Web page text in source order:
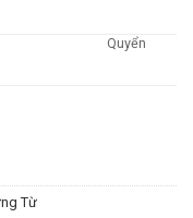
Quyển
Từ